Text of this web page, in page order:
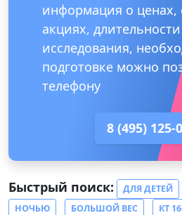
информация о ценах,
акциях, длительности
исследования,
подготовке можно
телефону
8 (495) 125-
Быстрый поиск: ДЛЯ ДЕТЕЙ
НОЧЬЮ
БОЛЬШОЙ ВЕС
КТ